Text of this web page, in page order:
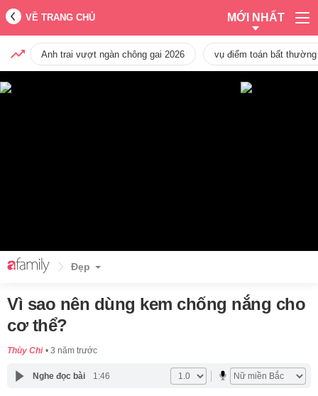
VỀ TRANG CHỦ MỚI NHẤT
Anh trai vượt ngàn chông gai 2026 vụ điểm toán bất
Đẹp
Vì sao nên dùng kem chống nắng cho
cơ thể?
Thùy Chi 3 năm trước
Nghe đọc bài 1:46